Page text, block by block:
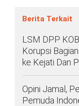
PERIKLANAN
PRIVASI
MEDIA
MEDIABerita Terkait
LSM DPP
Korupsi
ke Kejati Dan
Opini Jamal,
Pemuda